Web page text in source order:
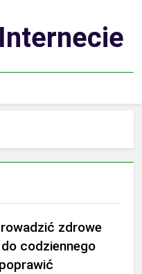
zdrowe
codziennego